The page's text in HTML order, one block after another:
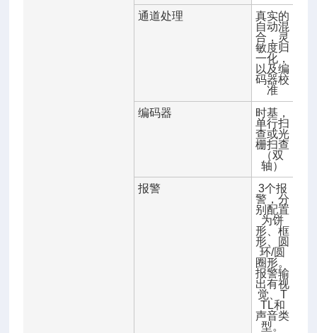
通道处理
真实的
自动混
合，灵
敏度归
一化，
以及编
码器校
准
编码器
时基，
单行扫
查或光
栅扫查
（双
轴）
报警
3个报
警，分
别配置
为饼
形、框
形、圆
环/圆
圈形。
报警输
出有视
觉、T
TL和
声音类
型。